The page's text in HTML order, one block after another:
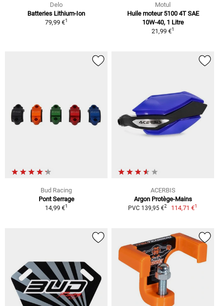
Delo
Batteries Lithium-Ion
79,99 €1
Motul
Huile moteur 5100 4T SAE
10W-40, 1 Litre
21,99 €1
Bud Racing
Pont Serrage
14,99 €1
ACERBIS
Argon Protège-Mains
PVC 139,95 €2 114,71 €1